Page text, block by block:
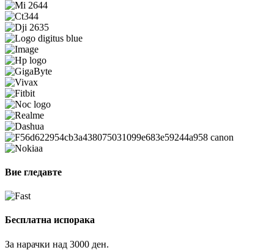
Вие гледавте
Бесплатна испорака
За нарачки над 3000 ден.